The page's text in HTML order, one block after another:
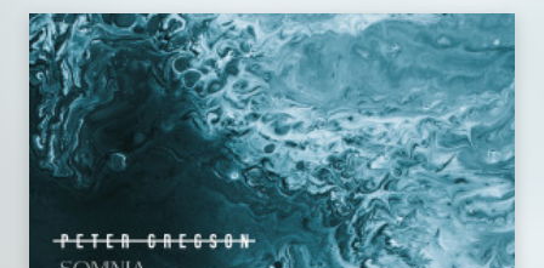
Grammophon